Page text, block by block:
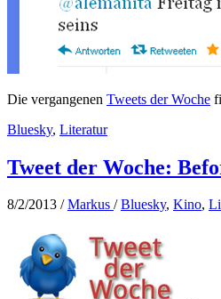
Die vergangenen Tweets der Woche
Bluesky, Literatur
Tweet der Woche:
8/2/2013 /Markus /Bluesky, Kino,